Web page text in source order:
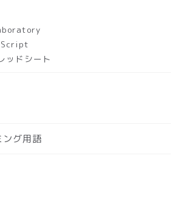
ッドシート
グ用語